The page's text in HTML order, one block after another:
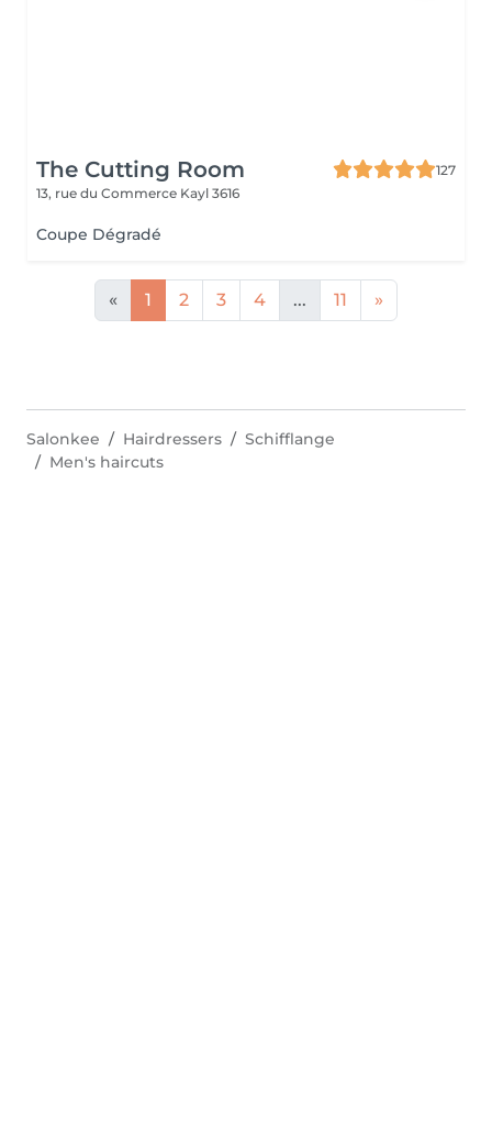
The Cutting Room
127
13, rue du Commerce Kayl 3616
Coupe Dégradé
« 1 2 3 4 ... 11 »
Salonkee Hairdressers
Schifflange
Men's haircuts